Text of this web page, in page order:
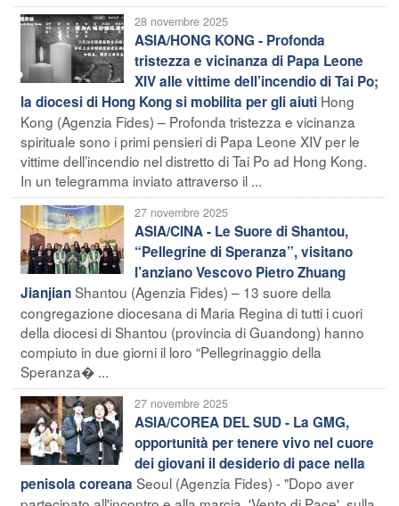
28 novembre 2025
ASIA/HONG KONG - Profonda
tristezza e vicinanza di Papa Leone
XIV alle vittime dell’incendio di Tai Po;
la diocesi di Hong Kong si mobilita per gli aiuti Hong
Kong (Agenzia Fides) – Profonda tristezza e vicinanza
spirituale sono i primi pensieri di Papa Leone XIV per le
vittime dell’incendio nel distretto di Tai Po ad Hong Kong.
In un telegramma inviato attraverso il ...
27 novembre 2025
ASIA/CINA - Le Suore di Shantou,
“Pellegrine di Speranza”, visitano
l’anziano Vescovo Pietro Zhuang
JianjianShantou (Agenzia Fides) – 13 suore della
congregazione diocesana di Maria Regina di tutti i cuori
della diocesi di Shantou (provincia di Guandong) hanno
compiuto in due giorni il loro “Pellegrinaggio della
Speranza� ...
27 novembre 2025
ASIA/COREA DEL SUD - La GMG,
opportunità per tenere vivo nel cuore
dei giovani il desiderio di pace nella
penisola coreana Seoul (Agenzia Fides) - "Dopo aver